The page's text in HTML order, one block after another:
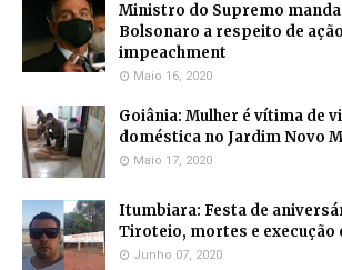
Ministro do Supremo
Bolsonaro a respeito de
impeachment
Maio 16, 2020
Goiânia: Mulher é vítima de
doméstica no Jardim Novo
Maio 17, 2020
Itumbiara: Festa de
Tiroteio, mortes e execução
Junho 07, 2020